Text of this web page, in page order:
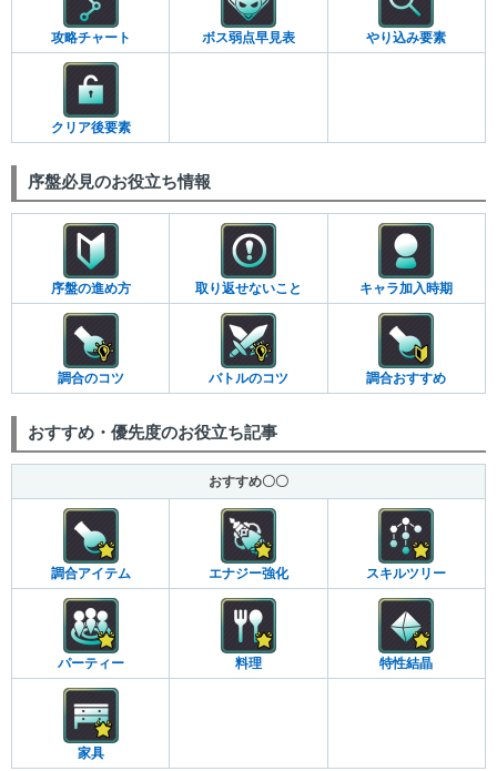
攻略チャート ボス弱点早見表 やり込み要素
クリア後要素
序盤必見のお役立ち情報
序盤の進め方 取り返せないこと キャラ加入時期
調合のコツ バトルのコツ 調合おすすめ
おすすめ・優先度のお役立ち記事
おすすめ〇〇
調合アイテム エナジー強化 スキルツリー
パーティー 料理 特性結晶
家具